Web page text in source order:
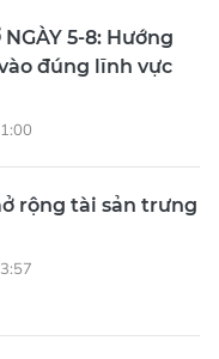
NGÀY 5-8: Hướng
đúng lĩnh vực
rộng tài sản trưng